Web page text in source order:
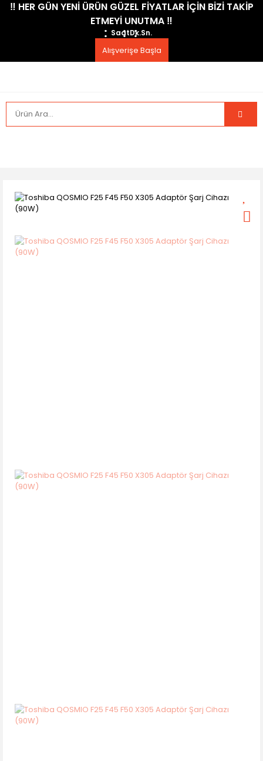
​‼️​ HER GÜN YENİ ÜRÜN GÜZEL FİYATLAR İÇİN BİZİ TAKİP
ETMEYİ UNUTMA ​‼️​
SaatDk.Sn.
Alışverişe Başla